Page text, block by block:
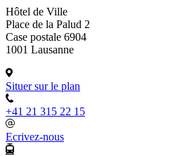
Hôtel de Ville
Place de la Palud 2
Case postale 6904
1001 Lausanne
Situer sur le plan
+41 21 315 22 15
Ecrivez-nous